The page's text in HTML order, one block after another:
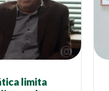
limita